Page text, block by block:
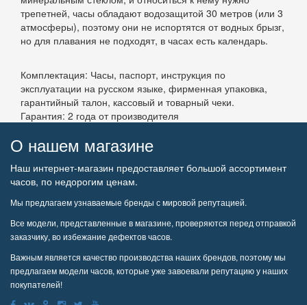
трепетней, часы обладают водозащитой 30 метров (или 3
атмосферы), поэтому они не испортятся от водных брызг,
но для плавания не подходят, в часах есть календарь.
Комплектация: Часы, паспорт, инструкция по
эксплуатации на русском языке, фирменная упаковка,
гарантийный талон, кассовый и товарный чеки.
Гарантия: 2 года от производителя
О нашем магазине
Наш интернет-магазин предоставляет большой ассортимент
часов, по недорогим ценам.
Мы предлагаем узнаваемые бренды с мировой репутацией.
Все модели, представленные в магазине, проверяются перед отправкой
заказчику, во избежание дефектов часов.
Важным является качество производства наших брендов, поэтому мы
предлагаем модели часов, которые уже завоевали репутацию у наших
покупателей!